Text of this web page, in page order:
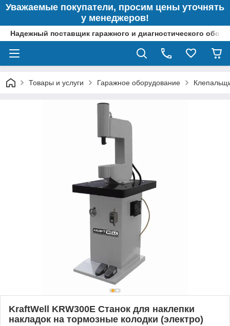
Уважаемые покупатели, просим цены уточнять
у менеджеров!
Надежный поставщик гаражного и диагностического
Товары и услуги Гаражное оборудование
KraftWell KRW300E Станок для наклепки
накладок на тормозные колодки (электро)